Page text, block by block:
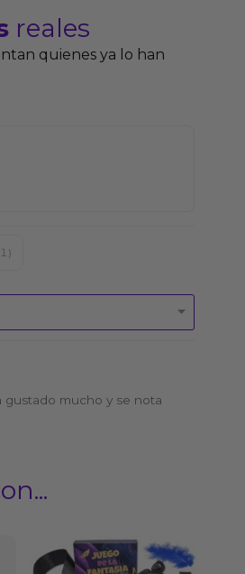
reales
quienes ya lo han
gustado mucho y se nota